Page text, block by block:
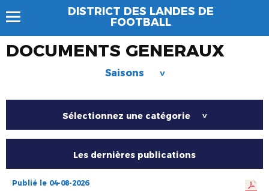
DISTRICT DES LANDES DE
FOOTBALL
DOCUMENTS GENERAUX
Saisons >
Sélectionnez une catégorie >
Les dernières publications
Publié le 04-08-2026